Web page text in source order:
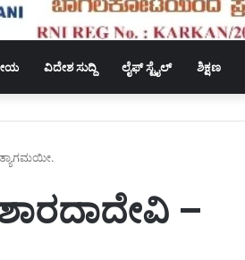
ವಿದೇಶ ಸುದ್ದಿ ಲೈಫ್ ಸ್ಟೈಲ್ ಶಿಕ್ಷಣ
ತ್ಯಾಗಮಯೀ.
–